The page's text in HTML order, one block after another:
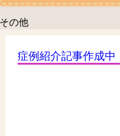
その他
症例紹介記事作成中